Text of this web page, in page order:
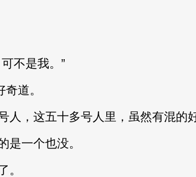
不是我。”
道。
，这五十多号人里，虽然有混的
一个也没。
。